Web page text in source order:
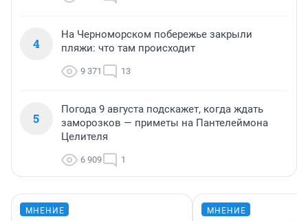
4
На Черноморском побережье закрыли
пляжи: что там происходит
9 371 13
5
Погода 9 августа подскажет, когда ждать
заморозков — приметы на Пантелеймона
Целителя
6 909 1
МНЕНИЕ МНЕНИЕ